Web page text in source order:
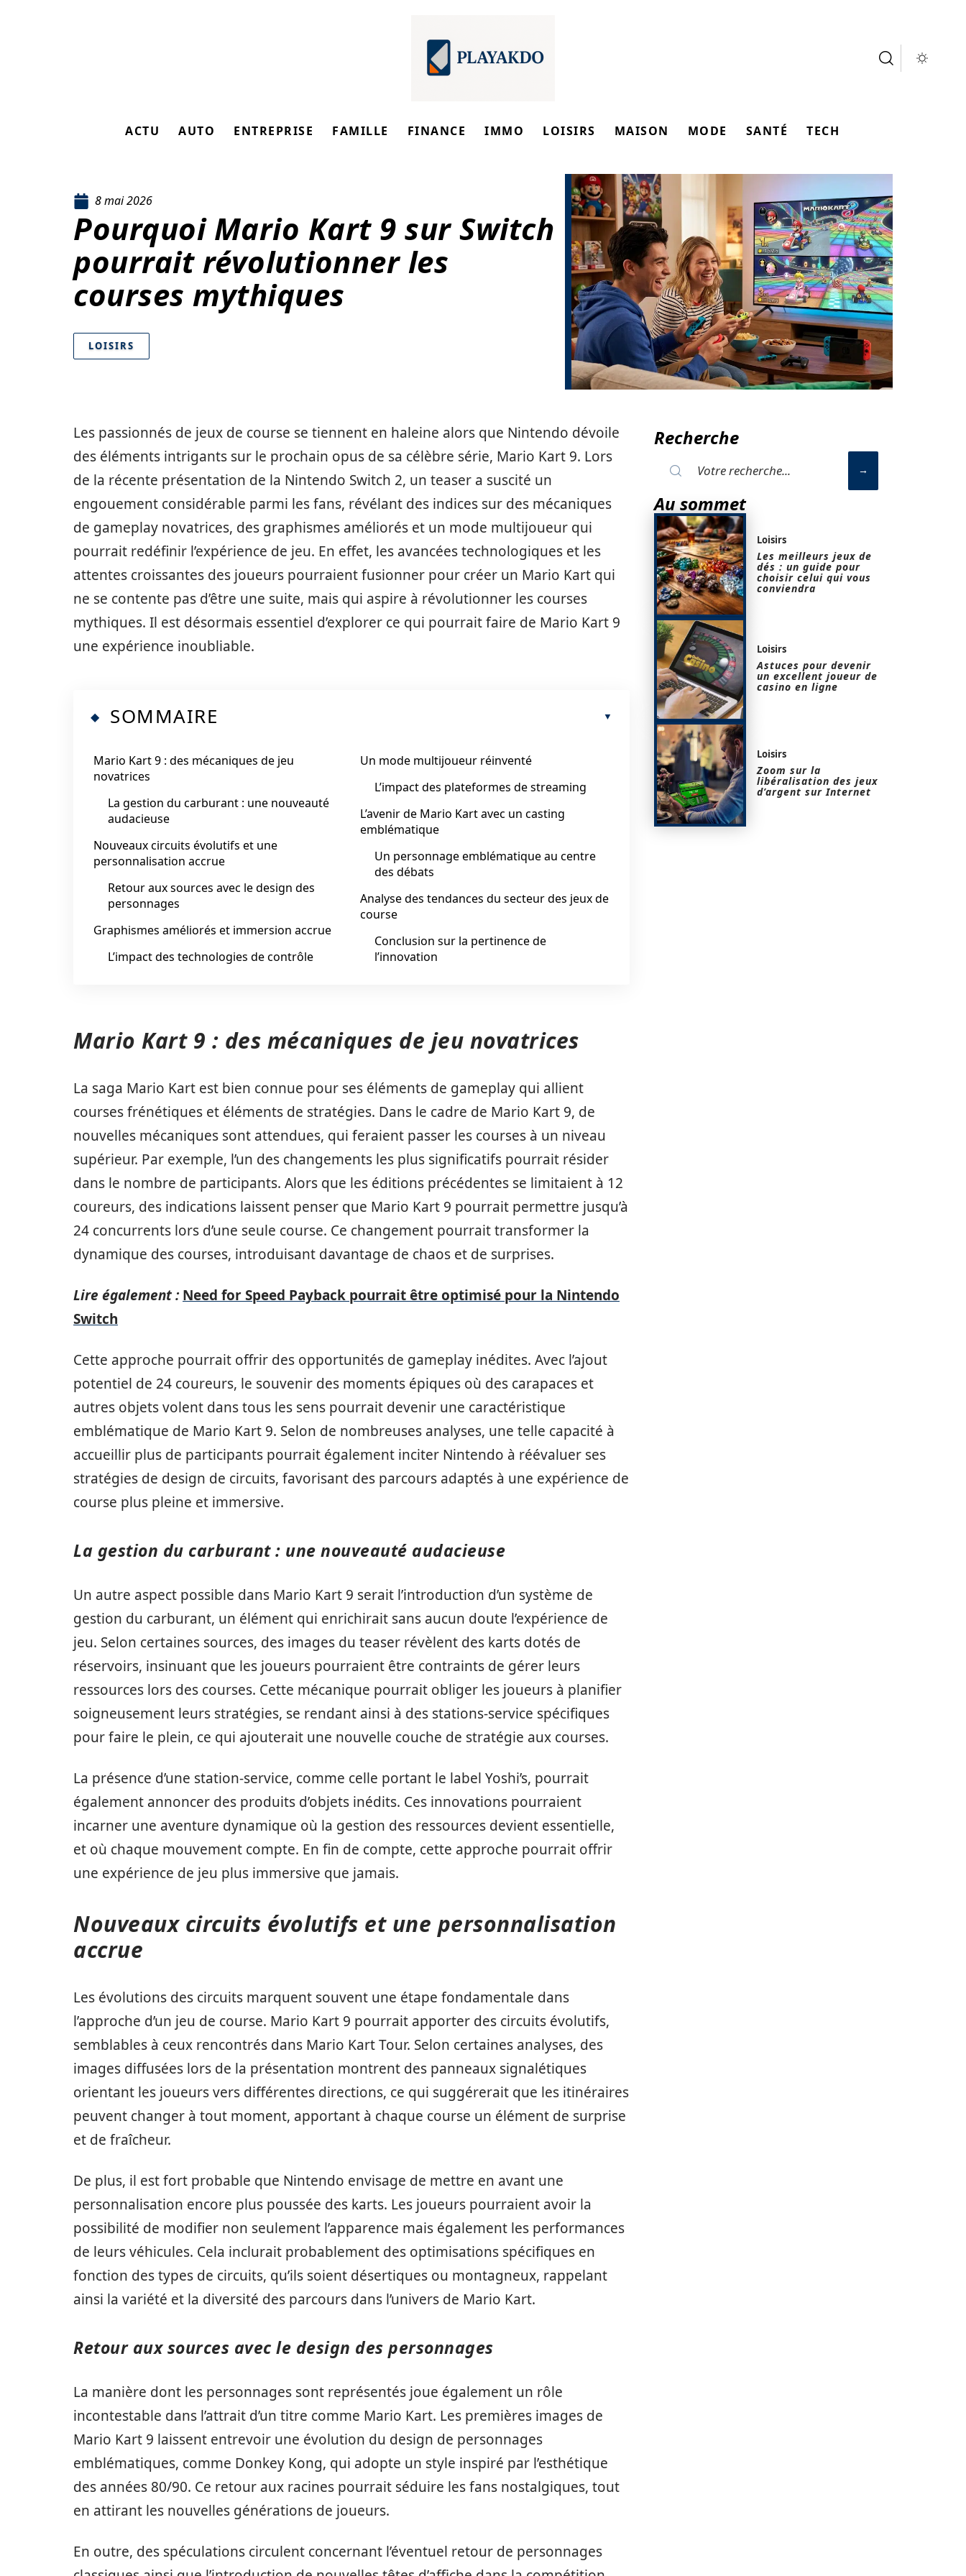
ACTU AUTO ENTREPRISE FAMILLE FINANCE IMMO LOISIRS MAISON MODE SANTÉ TECH
8 mai 2026
Pourquoi Mario Kart 9 sur Switch
pourrait révolutionner les
courses mythiques
LOISIRS
Les passionnés de jeux de course se tiennent en haleine alors que Nintendo dévoile
des éléments intrigants sur le prochain opus de sa célèbre série, Mario Kart 9. Lors
de la récente présentation de la Nintendo Switch 2, un teaser a suscité un
engouement considérable parmi les fans, révélant des indices sur des mécaniques
de gameplay novatrices, des graphismes améliorés et un mode multijoueur qui
pourrait redéfinir l’expérience de jeu. En effet, les avancées technologiques et les
attentes croissantes des joueurs pourraient fusionner pour créer un Mario Kart qui
ne se contente pas d’être une suite, mais qui aspire à révolutionner les courses
mythiques. Il est désormais essentiel d’explorer ce qui pourrait faire de Mario Kart 9
une expérience inoubliable.
SOMMAIRE
Mario Kart 9 : des mécaniques de jeu
novatrices
La gestion du carburant : une nouveauté
audacieuse
Nouveaux circuits évolutifs et une
personnalisation accrue
Retour aux sources avec le design des
personnages
Graphismes améliorés et immersion accrue
L’impact des technologies de contrôle
Un mode multijoueur réinventé
L’impact des plateformes de streaming
L’avenir de Mario Kart avec un casting
emblématique
Un personnage emblématique au centre
des débats
Analyse des tendances du secteur des jeux de
course
Conclusion sur la pertinence de
l’innovation
Mario Kart 9 : des mécaniques de jeu novatrices
La saga Mario Kart est bien connue pour ses éléments de gameplay qui allient
courses frénétiques et éléments de stratégies. Dans le cadre de Mario Kart 9, de
nouvelles mécaniques sont attendues, qui feraient passer les courses à un niveau
supérieur. Par exemple, l’un des changements les plus significatifs pourrait résider
dans le nombre de participants. Alors que les éditions précédentes se limitaient à 12
coureurs, des indications laissent penser que Mario Kart 9 pourrait permettre jusqu’à
24 concurrents lors d’une seule course. Ce changement pourrait transformer la
dynamique des courses, introduisant davantage de chaos et de surprises.
Lire également : Need for Speed Payback pourrait être optimisé pour la Nintendo
Switch
Cette approche pourrait offrir des opportunités de gameplay inédites. Avec l’ajout
potentiel de 24 coureurs, le souvenir des moments épiques où des carapaces et
autres objets volent dans tous les sens pourrait devenir une caractéristique
emblématique de Mario Kart 9. Selon de nombreuses analyses, une telle capacité à
accueillir plus de participants pourrait également inciter Nintendo à réévaluer ses
stratégies de design de circuits, favorisant des parcours adaptés à une expérience de
course plus pleine et immersive.
La gestion du carburant : une nouveauté audacieuse
Un autre aspect possible dans Mario Kart 9 serait l’introduction d’un système de
gestion du carburant, un élément qui enrichirait sans aucun doute l’expérience de
jeu. Selon certaines sources, des images du teaser révèlent des karts dotés de
réservoirs, insinuant que les joueurs pourraient être contraints de gérer leurs
ressources lors des courses. Cette mécanique pourrait obliger les joueurs à planifier
soigneusement leurs stratégies, se rendant ainsi à des stations-service spécifiques
pour faire le plein, ce qui ajouterait une nouvelle couche de stratégie aux courses.
La présence d’une station-service, comme celle portant le label Yoshi’s, pourrait
également annoncer des produits d’objets inédits. Ces innovations pourraient
incarner une aventure dynamique où la gestion des ressources devient essentielle,
et où chaque mouvement compte. En fin de compte, cette approche pourrait offrir
une expérience de jeu plus immersive que jamais.
Nouveaux circuits évolutifs et une personnalisation
accrue
Les évolutions des circuits marquent souvent une étape fondamentale dans
l’approche d’un jeu de course. Mario Kart 9 pourrait apporter des circuits évolutifs,
semblables à ceux rencontrés dans Mario Kart Tour. Selon certaines analyses, des
images diffusées lors de la présentation montrent des panneaux signalétiques
orientant les joueurs vers différentes directions, ce qui suggérerait que les itinéraires
peuvent changer à tout moment, apportant à chaque course un élément de surprise
et de fraîcheur.
De plus, il est fort probable que Nintendo envisage de mettre en avant une
personnalisation encore plus poussée des karts. Les joueurs pourraient avoir la
possibilité de modifier non seulement l’apparence mais également les performances
de leurs véhicules. Cela inclurait probablement des optimisations spécifiques en
fonction des types de circuits, qu’ils soient désertiques ou montagneux, rappelant
ainsi la variété et la diversité des parcours dans l’univers de Mario Kart.
Retour aux sources avec le design des personnages
La manière dont les personnages sont représentés joue également un rôle
incontestable dans l’attrait d’un titre comme Mario Kart. Les premières images de
Mario Kart 9 laissent entrevoir une évolution du design de personnages
emblématiques, comme Donkey Kong, qui adopte un style inspiré par l’esthétique
des années 80/90. Ce retour aux racines pourrait séduire les fans nostalgiques, tout
en attirant les nouvelles générations de joueurs.
En outre, des spéculations circulent concernant l’éventuel retour de personnages
Recherche
Au sommet
Loisirs
Les meilleurs jeux de
dés : un guide pour
choisir celui qui vous
conviendra
Loisirs
Astuces pour devenir
un excellent joueur de
casino en ligne
Loisirs
Zoom sur la
libéralisation des jeux
d’argent sur Internet